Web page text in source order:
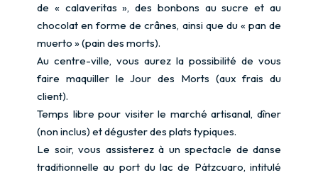
de « calaveritas », des bonbons au sucre et au
chocolat en forme de crânes, ainsi que du « pan de
muerto » (pain des morts).
Au centre-ville, vous aurez la possibilité de vous
faire maquiller le Jour des Morts (aux frais du
client).
Temps libre pour visiter le marché artisanal, dîner
(non inclus) et déguster des plats typiques.
Le soir, vous assisterez à un spectacle de danse
traditionnelle au port du lac de Pátzcuaro, intitulé